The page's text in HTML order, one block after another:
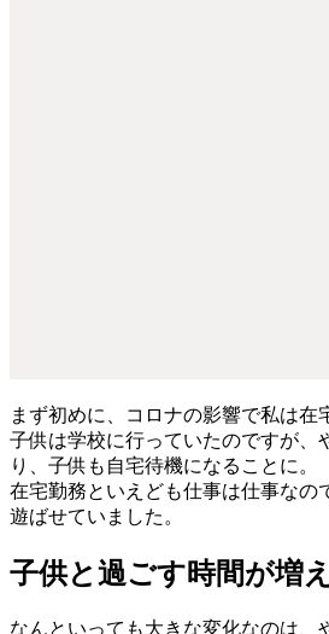
まず初めに、コロナの影響で私は在
子供は学校に行っていたのですが、
り、子供も自宅待機になることに。
在宅勤務といえども仕事は仕事なの
遊ばせていました。
子供と過ごす時間が増
なんといっても大きな変化なのは、